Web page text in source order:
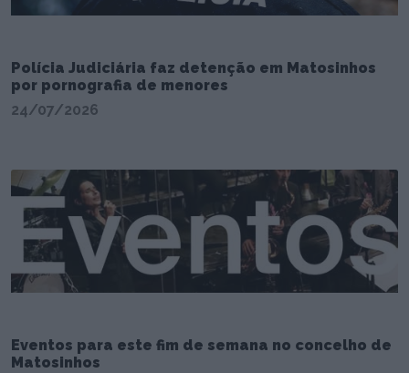
Polícia Judiciária faz detenção em Matosinhos
por pornografia de menores
24/07/2026
Eventos para este fim de semana no concelho de
Matosinhos